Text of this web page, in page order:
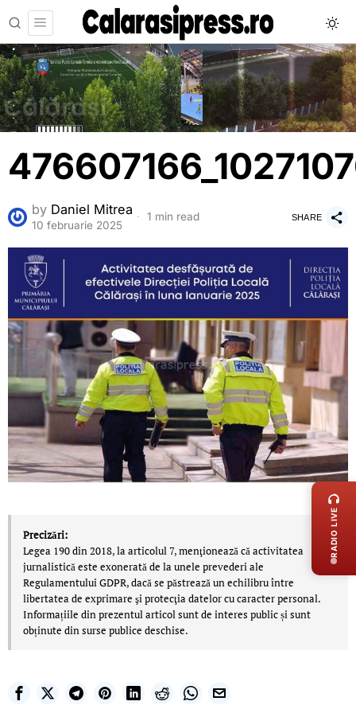
by Daniel Mitrea
10 februarie 2025
1 min read SHARE
Precizări:
Legea 190 din 2018, la articolul 7, menţionează că activitatea
jurnalistică este exonerată de la unele prevederi ale
Regulamentului GDPR, dacă se păstrează un echilibru între
libertatea de exprimare şi protecţia datelor cu caracter personal.
Informațiile din prezentul articol sunt de interes public și sunt
obținute din surse publice deschise.
RADIO LIVE